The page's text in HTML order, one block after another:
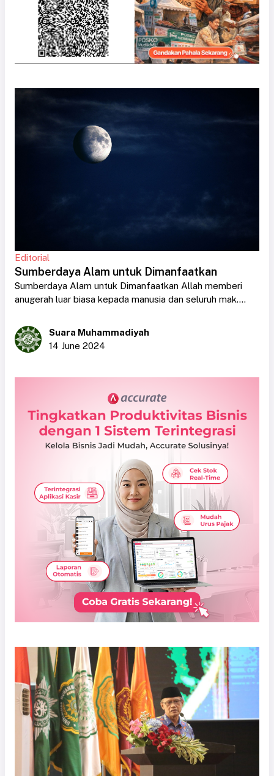
Editorial
Sumberdaya Alam untuk Dimanfaatkan
Sumberdaya Alam untuk Dimanfaatkan Allah memberi
anugerah luar biasa kepada manusia dan seluruh mak....
Suara Muhammadiyah
14 June 2024